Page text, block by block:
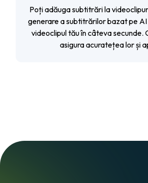
Poțiadăuga subtitrări la
generare a subtitrărilor bazat pe
videoclipul tău în câteva
asigura acuratețea lor și